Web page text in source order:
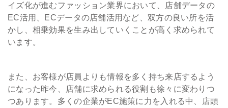
イズ化が進むファッション業界において、店舗データの
EC活用、ECデータの店舗活用など、双方の良い所を活
かし、相乗効果を生み出していくことが高く求められて
います。
また、お客様が店員よりも情報を多く持ち来店するよう
になった昨今、店舗に求められる役割も徐々に変わりつ
つあります。多くの企業がEC施策に力を入れる中、店頭